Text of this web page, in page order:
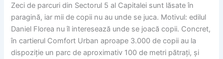
Zeci de parcuri din Sectorul 5 al Capitalei sunt lăsate în
paragină, iar mii de copii nu au unde se juca. Motivul: edilul
Daniel Florea nu îl interesează unde se joacă copii. Concret,
în cartierul Comfort Urban aproape 3.000 de copii au la
dispoziție un parc de aproximativ 100 de metri pătrați, și